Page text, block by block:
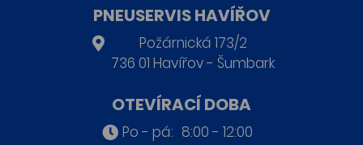
PNEUSERVIS HAVÍŘOV
Požárnická 173/2
736 01 Havířov - Šumbark
OTEVÍRACÍ DOBA
Po - pá: 8:00 - 12:00